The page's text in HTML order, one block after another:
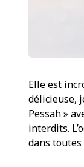
Elle est
délicieuse,
Pessah »
interdits.
dans toutes